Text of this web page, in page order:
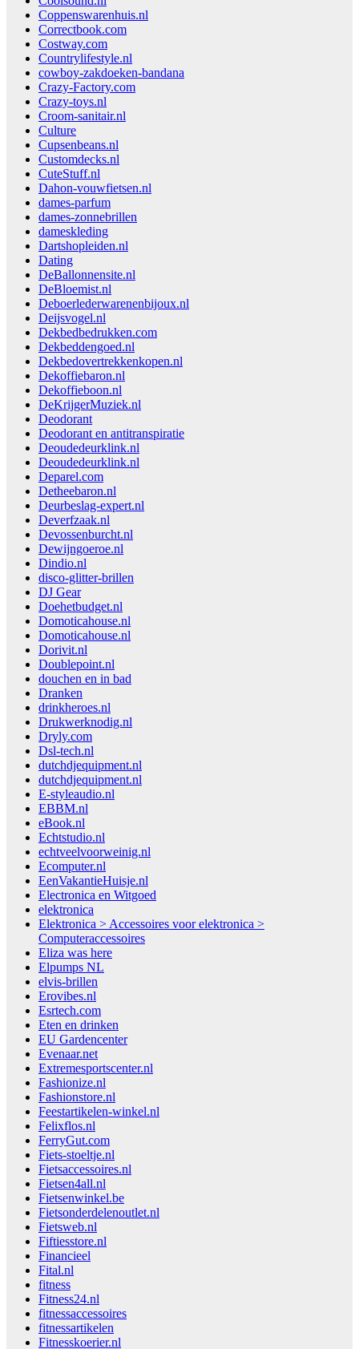
Coppenswarenhuis.nl
Correctbook.com
Costway.com
Countrylifestyle.nl
cowboy-zakdoeken-bandana
Crazy-Factory.com
Crazy-toys.nl
Croom-sanitair.nl
Culture
Cupsenbeans.nl
Customdecks.nl
CuteStuff.nl
Dahon-vouwfietsen.nl
dames-parfum
dames-zonnebrillen
dameskleding
Dartshopleiden.nl
Dating
DeBallonnensite.nl
DeBloemist.nl
Deboerlederwarenenbijoux.nl
Deijsvogel.nl
Dekbedbedrukken.com
Dekbeddengoed.nl
Dekbedovertrekkenkopen.nl
Dekoffiebaron.nl
Dekoffieboon.nl
DeKrijgerMuziek.nl
Deodorant
Deodorant en antitranspiratie
Deoudedeurklink.nl
Deoudedeurklink.nl
Deparel.com
Detheebaron.nl
Deurbeslag-expert.nl
Deverfzaak.nl
Devossenburcht.nl
Dewijngoeroe.nl
Dindio.nl
disco-glitter-brillen
DJ Gear
Doehetbudget.nl
Domoticahouse.nl
Domoticahouse.nl
Dorivit.nl
Doublepoint.nl
douchen en in bad
Dranken
drinkheroes.nl
Drukwerknodig.nl
Dryly.com
Dsl-tech.nl
dutchdjequipment.nl
dutchdjequipment.nl
E-styleaudio.nl
EBBM.nl
eBook.nl
Echtstudio.nl
echtveelvoorweinig.nl
Ecomputer.nl
EenVakantieHuisje.nl
Electronica en Witgoed
elektronica
Elektronica > Accessoires voor elektronica >
Computeraccessoires
Eliza was here
Elpumps NL
elvis-brillen
Erovibes.nl
Esrtech.com
Eten en drinken
EU Gardencenter
Evenaar.net
Extremesportscenter.nl
Fashionize.nl
Fashionstore.nl
Feestartikelen-winkel.nl
Felixflos.nl
FerryGut.com
Fiets-stoeltje.nl
Fietsaccessoires.nl
Fietsen4all.nl
Fietsenwinkel.be
Fietsonderdelenoutlet.nl
Fietsweb.nl
Fiftiesstore.nl
Financieel
Fital.nl
fitness
Fitness24.nl
fitnessaccessoires
fitnessartikelen
Fitnesskoerier.nl